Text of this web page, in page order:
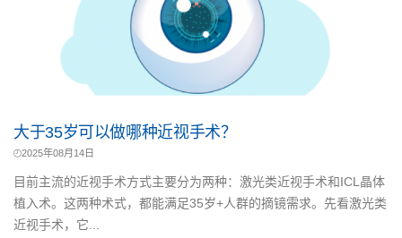
大于35岁可以做哪种近视手术？
2025年08月14日
目前主流的近视手术方式主要分为两种：激光类近视手术和ICL晶体
植入术。这两种术式，都能满足35岁+人群的摘镜需求。先看激光类
近视手术，它...